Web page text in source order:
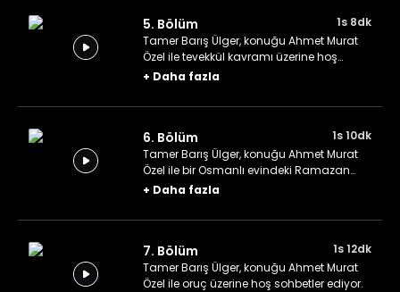
5. Bölüm
1s 8dk
Tamer Barış Ülger, konuğu Ahmet Murat
Özel ile tevekkül kavramı üzerine hoş
sohbetler ediyor.
+ Daha fazla
6. Bölüm
1s 10dk
Tamer Barış Ülger, konuğu Ahmet Murat
Özel ile bir Osmanlı evindeki Ramazan
rutinleri üzerine hoş sohbetler ediyor.
+ Daha fazla
7. Bölüm
1s 12dk
Tamer Barış Ülger, konuğu Ahmet Murat
Özel ile oruç üzerine hoş sohbetler ediyor.